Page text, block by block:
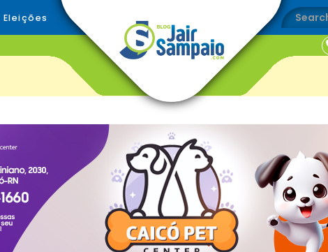
Eleições